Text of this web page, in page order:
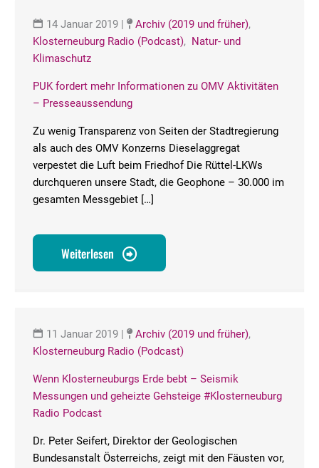
14 Januar 2019 | Archiv (2019 und früher),
Klosterneuburg Radio (Podcast), Natur- und
Klimaschutz
PUK fordert mehr Informationen zu OMV Aktivitäten
– Presseaussendung
Zu wenig Transparenz von Seiten der Stadtregierung
als auch des OMV Konzerns Dieselaggregat
verpestet die Luft beim Friedhof Die Rüttel-LKWs
durchqueren unsere Stadt, die Geophone – 30.000 im
gesamten Messgebiet […]
Weiterlesen
11 Januar 2019 Archiv (2019 und früher),
Klosterneuburg Radio (Podcast)
Wenn Klosterneuburgs Erde bebt – Seismik
Messungen und geheizte Gehsteige #Klosterneuburg
Radio Podcast
Dr. Peter Seifert, Direktor der Geologischen
Bundesanstalt Österreichs, zeigt mit den Fäusten vor,